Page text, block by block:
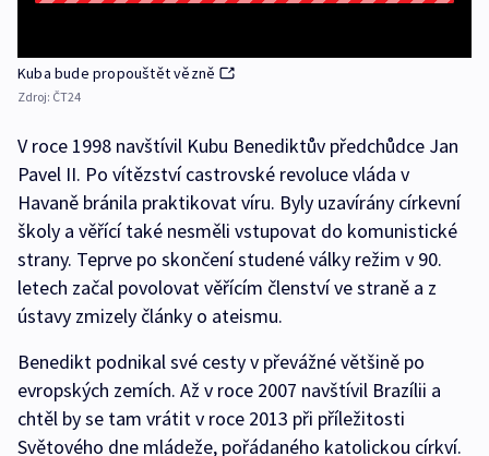
Kuba bude propouštět vězně
Zdroj: ČT24
V roce 1998 navštívil Kubu Benediktův předchůdce Jan
Pavel II. Po vítězství castrovské revoluce vláda v
Havaně bránila praktikovat víru. Byly uzavírány církevní
školy a věřící také nesměli vstupovat do komunistické
strany. Teprve po skončení studené války režim v 90.
letech začal povolovat věřícím členství ve straně a z
ústavy zmizely články o ateismu.
Benedikt podnikal své cesty v převážné většině po
evropských zemích. Až v roce 2007 navštívil Brazílii a
chtěl by se tam vrátit v roce 2013 při příležitosti
Světového dne mládeže, pořádaného katolickou církví.